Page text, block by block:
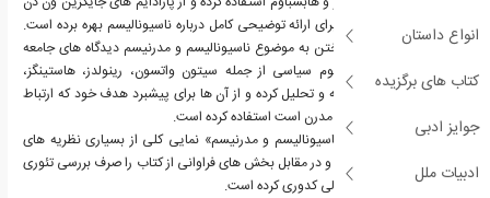
انواع داستان
کتاب های برگزیده
جوایز ادبی
ادبیات ملل
برگ، گیرتز و آرمسترانگ برای ارائه توضیحی کامل درباره ناسیونالیسم بهره برده است.
اسمیت همچنین در پرداختن به موضوع ناسیونالیسم و مدرنیسم دیدگاه های جامعه
شناسان و دانشمندان علوم سیاسی از جمله سیتون واتسون، رینولدز، هاستینگز،
هوروویتز و براس را تجزیه و تحلیل کرده و از آن ها برای پیشبرد هدف خود که ارتباط
میان ناسیونالیسم در عصر مدرن است استفاده کرده است.
آنتونی دی اسمیت در «ناسیونالیسم و مدرنیسم» نمایی کلی از بسیاری نظریه های
ناسیونالیسم ارائه می کند و در مقابل بخش های فراوانی از کتاب را صرف بررسی تئوری
های اصلی ارنست گلنر و الی کدوری کرده است.